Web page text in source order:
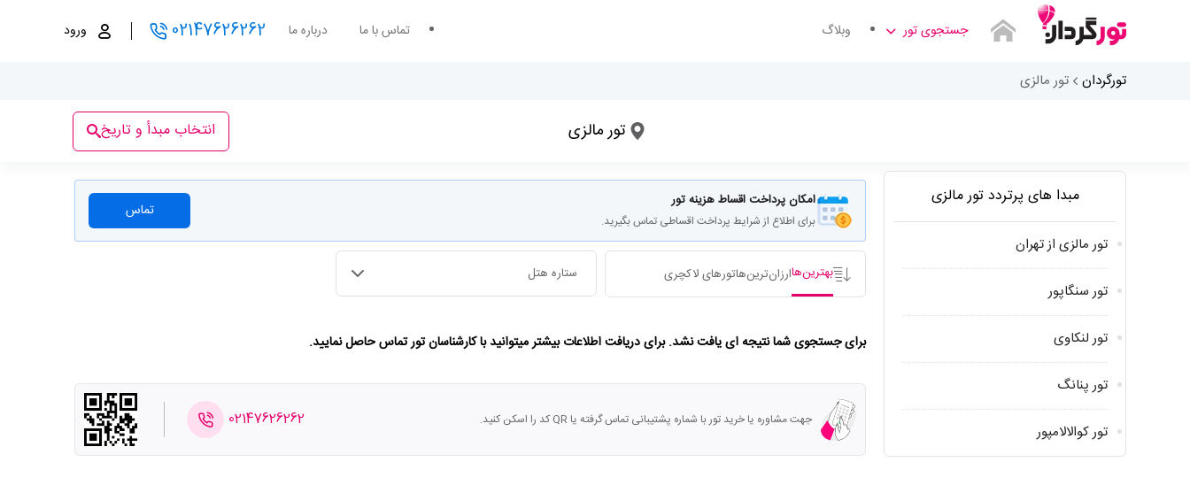
جستجوی تور وبلاگ تماس با ما درباره ما 02147626262 ورود
تورگردان تور مالزی
تاریخ ورود
تور مالزی انتخاب مبدأ و تاریخ
مبدا های پرتردد تور مالزی
تور مالزی از تهران
تور سنگاپور
تور لنکاوی
تور پنانگ
تور کوالالامپور
امکان پرداخت اقساط هزینه تور
برای اطلاع از شرایط پرداخت اقساطی تماس بگیرید. تماس
بهترین‌هاارزان‌ترین‌هاتورهای لاکچری ستاره هتل
برای جستجوی شما نتیجه ای یافت نشد. برای دریافت اطلاعات بیشتر میتوانید با کارشناسان تور تماس حاصل نمایید.
جهت مشاوره یا خرید تور با شماره پشتیبانی تماس گرفته یا QR کد را اسکن کنید. 02147626262